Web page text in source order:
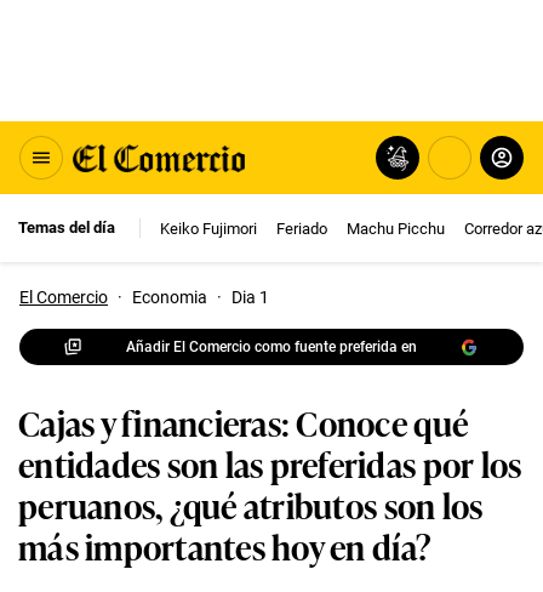
Temas del día Keiko Fujimori Feriado Machu Picchu Corredor
El Comercio · Economia · Dia 1
Añadir El Comercio como fuente preferida en
Cajas y financieras: Conoce qué
entidades son las preferidas por los
peruanos, ¿qué atributos son los
más importantes hoy en día?